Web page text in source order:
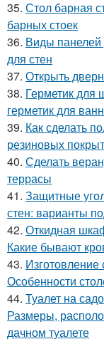
35. Стол барная
барных стоек
36. Виды панелей
для стен
37. Открыть
38. Герметик для
герметик для
39. Как сделать
резиновых
40. Сделать
террасы
41. Защитные
стен: варианты
42. Откидная
Какие бывают
43. Изготовление
Особенности
44. Туалет на
Размеры,
дачном туалете